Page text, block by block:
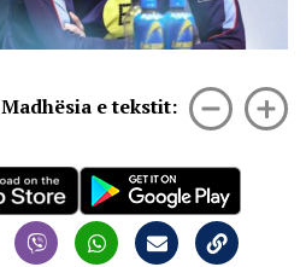
Madhësia e tekstit: